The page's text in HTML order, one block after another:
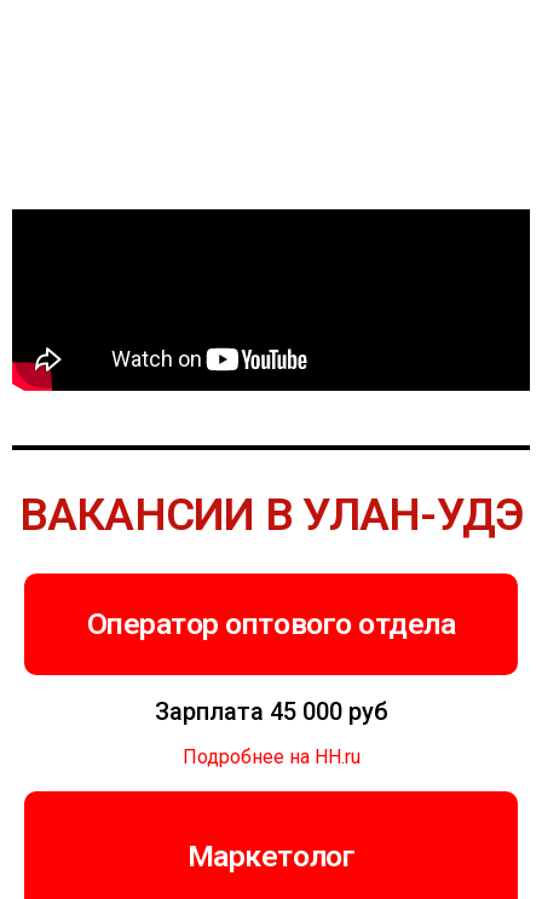
ВАКАНСИИ В УЛАН-УДЭ
Оператор оптового отдела
Зарплата 45 000 руб
Подробнее на HH.ru
Маркетолог